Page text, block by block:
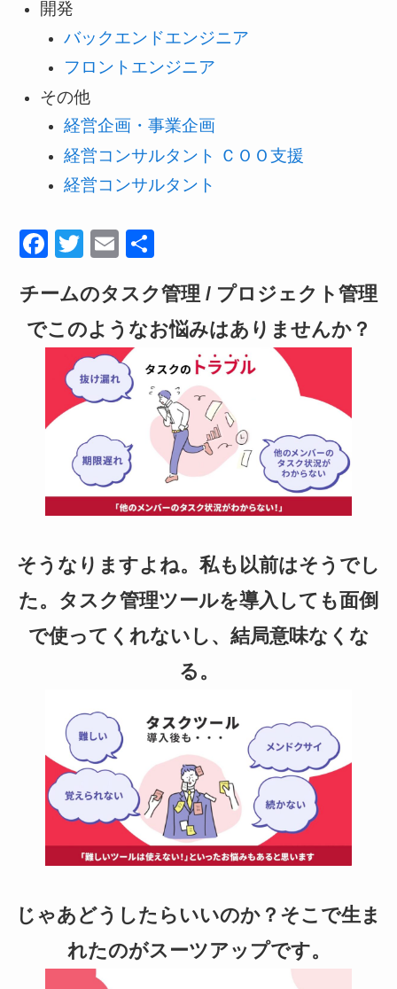
開発
バックエンドエンジニア
フロントエンジニア
その他
経営企画・事業企画
経営コンサルタント ＣＯＯ支援
経営コンサルタント
F
c
e
b
o
T
tt
er
E
ail
チームのタスク管理 / プロジェクト管理
でこのようなお悩みはありませんか？
そうなりますよね。私も以前はそうでし
た。タスク管理ツールを導入しても面倒
で使ってくれないし、結局意味なくな
る。
じゃあどうしたらいいのか？そこで生ま
れたのがスーツアップです。